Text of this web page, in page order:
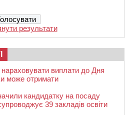
результати
виплати до Дня
може отримати
кандидатку на посаду
39 закладів освіти